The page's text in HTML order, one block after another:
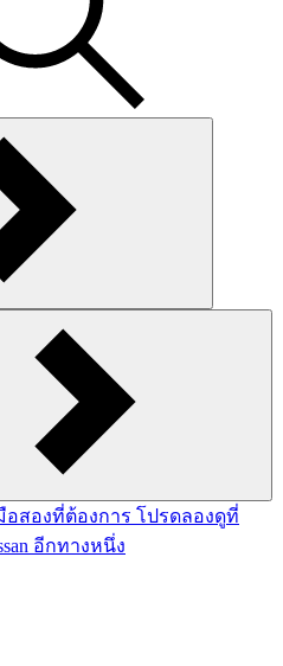
สองที่ต้องการ โปรดลองดูที่
อีกทางหนึ่ง